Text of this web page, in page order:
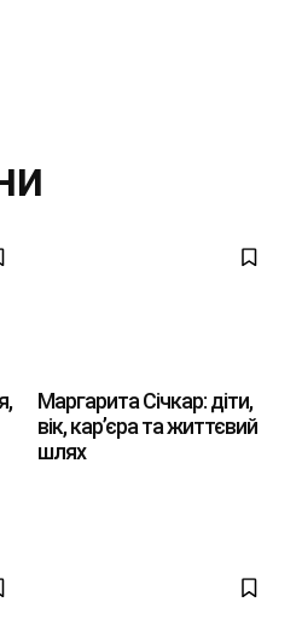
Маргарита Січкар: діти,
вік, кар’єра та життєвий
шлях